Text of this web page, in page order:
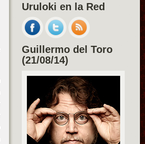
Uruloki en la Red
Guillermo del Toro
(21/08/14)